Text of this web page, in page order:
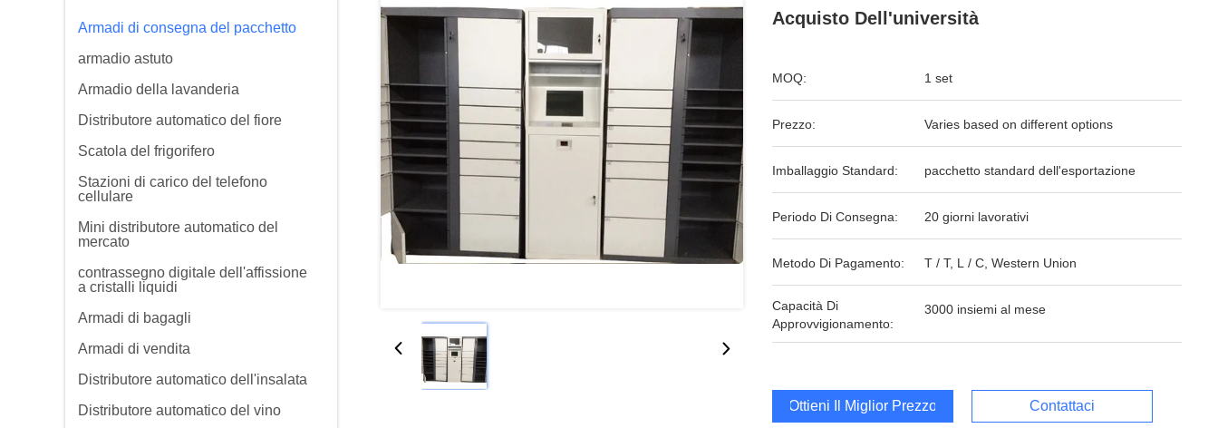
Armadi di consegna del pacchetto
armadio astuto
Armadio della lavanderia
Distributore automatico del fiore
Scatola del frigorifero
Stazioni di carico del telefono
cellulare
Mini distributore automatico del
mercato
contrassegno digitale dell'affissione
a cristalli liquidi
Armadi di bagagli
Armadi di vendita
Distributore automatico dell'insalata
Distributore automatico del vino
Acquisto Dell'università
MOQ: 1 set
Prezzo: Varies based on different options
Imballaggio Standard: pacchetto standard dell'esportazione
Periodo Di Consegna: 20 giorni lavorativi
Metodo Di Pagamento: T / T, L / C, Western Union
Capacità Di
Approvvigionamento:
3000 insiemi al mese
Ottieni Il Miglior Prezzo Contattaci